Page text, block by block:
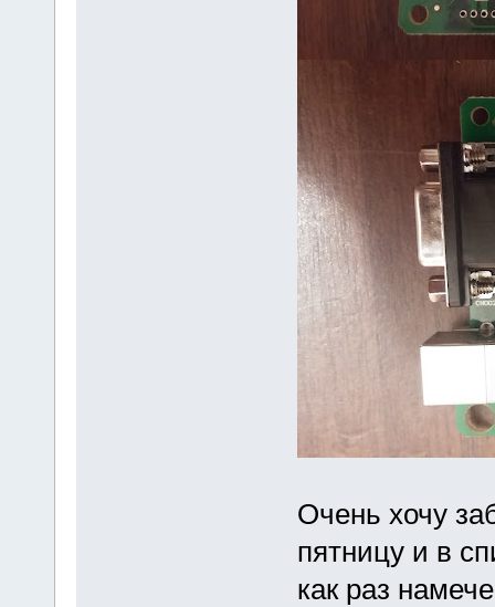
Очень хочу
пятницу и в
как раз